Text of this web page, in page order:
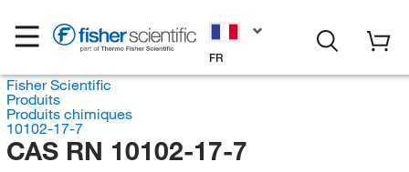
FR
Fisher Scientific
Produits
Produits chimiques
10102-17-7
CAS RN 10102-17-7